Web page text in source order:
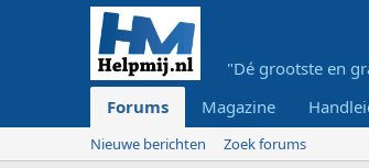
"Dé grootste en
Forums
Magazine
Nieuwe berichten Zoek forums